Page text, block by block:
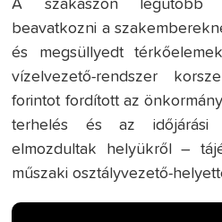
A szakaszon legutóbb
beavatkozni a
és megsüllyedt
vízelvezető-rendszer
forintot fordított az
terhelés és az időjárási
elmozdultak helyükről –
műszaki osztályvezető-